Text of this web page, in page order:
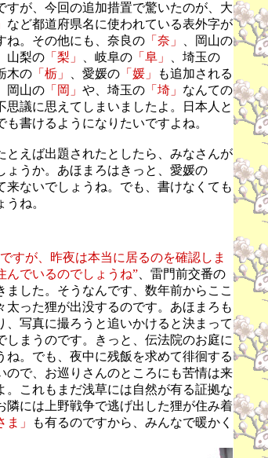
すが、今回の追加措置で驚いたのが、大
など都道府県名に使われている表外字が
ね。その他にも、奈良の「奈」
、岡山の
、山梨の「梨」 、岐阜の「阜」
、埼玉の
木の「栃」 、愛媛の「媛」
も追加される
岡山の「岡」 や、埼玉の「埼」 なんての
思議に思えてしまいましたよ。日本人と
書けるようになりたいですよね。
えば出題されたとしたら、みなさんが
ょうか。あほまろはきっと、愛媛の
来ないでしょうね。でも、書けなくても
ね。
すが、昨夜は本当に居るのを確認しま
んでいるのでしょうね”、雷門前交番の
ました。そうなんです、数年前からここ
太った狸が出没するのです。あほまろも
、写真に撮ろうと追いかけると決まって
しまうのです。きっと、伝法院のお庭に
ね。でも、夜中に残飯を求めて徘徊する
ので、お巡りさんのところにも苦情は来
。これもまだ浅草には自然が有る証拠な
隣には上野戦争で逃げ出した狸が住み着
」
も有るのですから、みんなで暖かく